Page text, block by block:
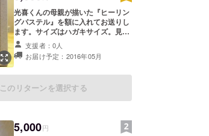
光喜くんの母親が描いた『ヒーリン
グパステル』を額に入れてお送りし
ます。サイズはハガキサイズ。見て
いるだけで癒されるようなパステル
画。お届けする絵は１つ、どんな絵
が届くかはお楽しみに♪ 光喜くんか
支援者：0人
お届け予定：2016年05月
このリターンを選択する
5,000円